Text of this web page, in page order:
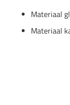
Materiaal
Materiaal